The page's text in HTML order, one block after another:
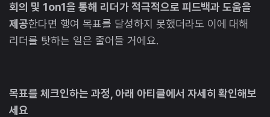
회의 및 1on1을 통해 리더가 적극적으로 피드백과 도움을
제공한다면 행여 목표를 달성하지 못했더라도 이에 대해
리더를 탓하는 일은 줄어들 거에요.
목표를 체크인하는 과정, 아래 아티클에서 자세히 확인해보
세요